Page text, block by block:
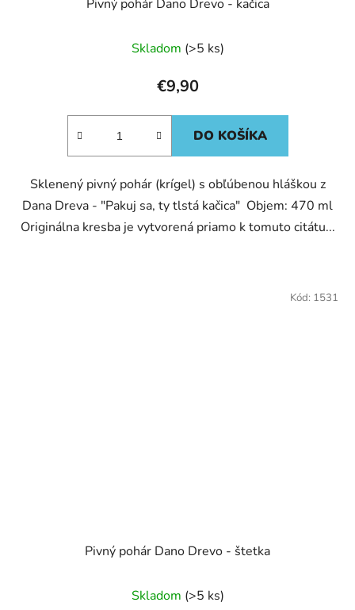
Pivný pohár Dano Drevo - kačica
Skladom (>5 ks)
€9,90
DO KOŠÍKA
Sklenený pivný pohár (krígel) s obľúbenou hláškou z
Dana Dreva - "Pakuj sa, ty tlstá kačica" Objem: 470 ml
Originálna kresba je vytvorená priamo k tomuto citátu...
Pivný pohár Dano Drevo - štetka
Skladom (>5 ks)
Kód: 1531